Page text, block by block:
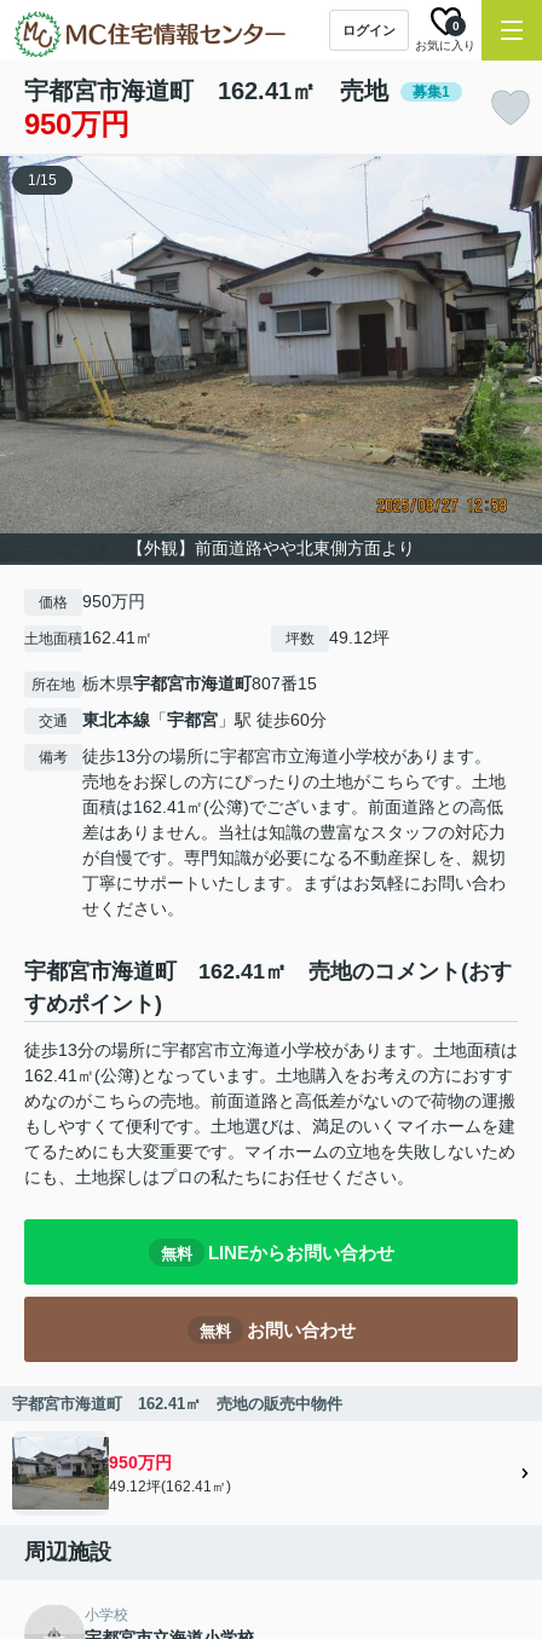
ログイン
お気に入り
0
宇都宮市海道町 162.41㎡ 売地 募集1
950万円
【外観】前面道路やや北東側方面より
1/15
価格 950万円
土地面積162.41㎡ 坪数 49.12坪
所在地 栃木県宇都宮市海道町807番15
交通 東北本線 「宇都宮 」駅 徒歩60分
備考
徒歩13分の場所に宇都宮市立海道小学校があります。
売地をお探しの方にぴったりの土地がこちらです。土地
面積は162.41㎡(公簿)でございます。前面道路との高低
差はありません。当社は知識の豊富なスタッフの対応力
が自慢です。専門知識が必要になる不動産探しを、親切
丁寧にサポートいたします。まずはお気軽にお問い合わ
せください。
宇都宮市海道町 162.41㎡ 売地のコメント(おす
すめポイント)
徒歩13分の場所に宇都宮市立海道小学校があります。土地面積は
162.41㎡(公簿)となっています。土地購入をお考えの方におすす
めなのがこちらの売地。前面道路と高低差がないので荷物の運搬
もしやすくて便利です。土地選びは、満足のいくマイホームを建
てるためにも大変重要です。マイホームの立地を失敗しないため
にも、土地探しはプロの私たちにお任せください。
無料 LINEからお問い合わせ
無料 お問い合わせ
宇都宮市海道町 162.41㎡ 売地の販売中物件
950万円
49.12坪(162.41㎡)
周辺施設
小学校